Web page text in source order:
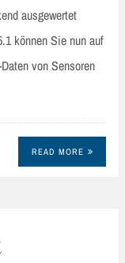
ausgewertet
können Sie nun auf
von Sensoren
READ MORE